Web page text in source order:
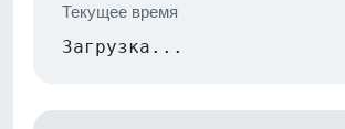
Текущее время
Загрузка...